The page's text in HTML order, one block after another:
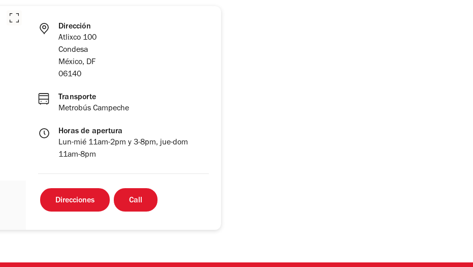
Dirección
Atlixco 100
Condesa
México, DF
06140
Transporte
Metrobús Campeche
Horas de apertura
Lun-mié 11am-2pm y 3-8pm, jue-dom
11am-8pm
Direcciones Call